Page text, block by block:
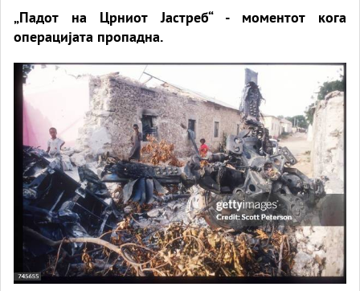
„Падот на Црниот Јастреб“ - моментот кога
операцијата пропадна.